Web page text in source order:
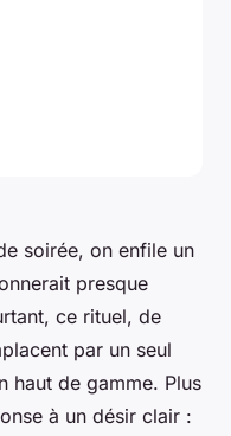
soirée, on enfile un
presque
ce rituel, de
par un seul
haut de gamme. Plus
à un désir clair :